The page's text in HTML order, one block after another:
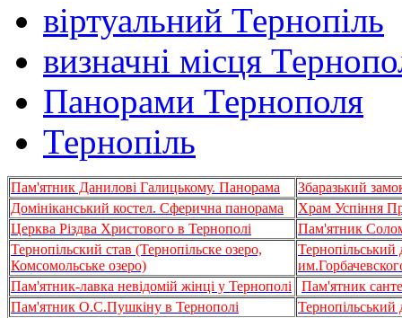
віртуальний Тернопіль
визначні місця
Панорами Тернополя
Тернопіль
Пам'ятник Данилові Галицькому. Панорама
Збаразький
Домініканський костел. Сферична панорама
Храм Успіння
Церква Різдва Христового в Тернополі
Пам'ятник
Тернопільский став (Тернопільске озеро,
Комсомольське озеро)
Пам'ятник-лавка невідомій жінці у Тернополі
Пам'ятник
Пам'ятник О.С.Пушкіну в Тернополі